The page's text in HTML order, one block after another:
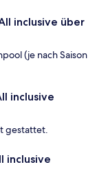
inclusive über
(je nach Saison
inclusive
gestattet.
inclusive